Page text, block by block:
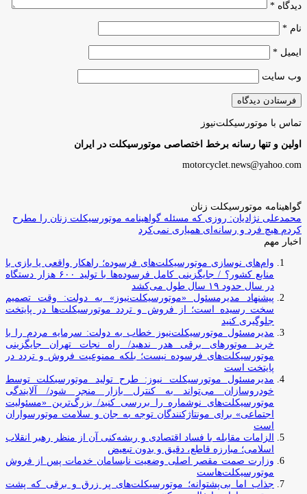
دیدگاه *
نام *
ایمیل *
وب‌ سایت
تماس با موتورسیکلت‌نیوز
اولین و تنها رسانه برخط اختصاصی موتورسیکلت در ایران
motorcyclet.news@yahoo.com
گواهینامه موتورسیکلت زنان
محمدعلی نژادیان: روزی که مسئله گواهینامه موتورسیکلت زنان را مطرح
کردم هیچ فرد و رسانه‌ای همیاری نمی‌کرد
اخبار مهم
وام‌های نوسازی موتورسیکلت‌های فرسوده؛ راهکار واقعی یا بازی با
منابع کشور؟ / جایگزینی کامل فرسوده‌ها با تولید ۶۰۰ هزار دستگاه
در سال حدود ۱۹ سال طول می‌کشد
پیشنهاد مدیرمسئول «موتورسیکلت‌نیوز» به دولت: وقت تصمیم
سخت رسیده است؛ از فروش و تردد موتورسیکلت‌ها در پایتخت
جلوگیری کنید
مدیرمسئول موتورسیکلت‌نیوز خطاب به دولت: سرمایه مردم را با
خرید موتورهای برقی هدر ندهید/ راه نجات تهران جایگزینی
موتورسیکلت‌های فرسوده نیست؛ بلکه ممنوعیت فروش و تردد در
پایتخت است
مدیرمسئول موتورسیکلت نیوز: طرح تولید موتورسیکلت توسط
خودروسازان می‌تواند به کنترل بازار منجر شود/ آلایندگی
موتورسیکلت‌های نوشماره را بررسی کنید/ بزرگ‌ترین «مسئولیت
اجتماعی» برای مونتاژکنندگان توجه به جان و سلامت موتورسواران
است
الزامات مقابله با فساد اقتصادی و ریشه‌کنی آن از منظر رهبر انقلاب
اسلامی؛ مبارزه قاطع، دقیق و بدون تبعیض
وزارت صمت مقصر اصلی وضعیت نابسامان خدمات پس از فروش
موتورسیکلت‌هاست
جذاب اما بی‌پشتوانه؛ موتورسیکلت‌های پر زرق‌ و برقی که پشت